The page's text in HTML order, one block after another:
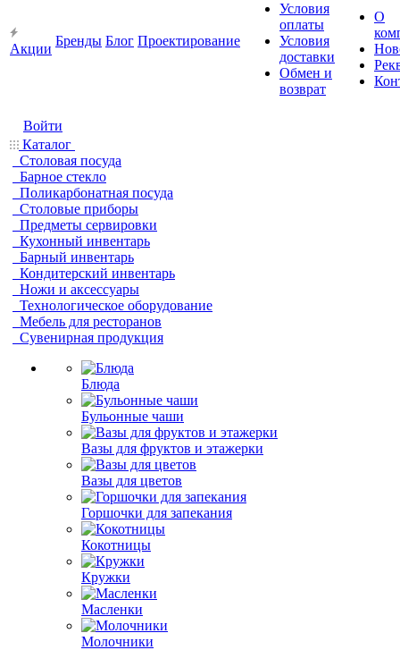
Акции
Бренды Блог Проектирование
Условия
оплаты
Условия
доставки
Обмен и
возврат
О
Войти
Каталог
Столовая посуда
Барное стекло
Поликарбонатная посуда
Столовые приборы
Предметы сервировки
Кухонный инвентарь
Барный инвентарь
Кондитерский инвентарь
Ножи и аксессуары
Технологическое оборудование
Мебель для ресторанов
Сувенирная продукция
Блюда
Бульонные чаши
Вазы для фруктов и этажерки
Вазы для цветов
Горшочки для запекания
Кокотницы
Кружки
Масленки
Молочники